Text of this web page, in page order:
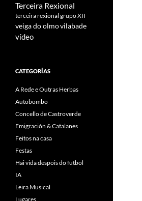
Terceira Rexional
terceira rexional grupo XII
veiga do olmovilabade
vídeo
CATEGORÍAS
A Rede e Outras Herbas
Autobombo
Concello de Castroverde
Emigración & Catalanes
Feitos na casa
Festas
Hai vida despois do futbol
IA
Leira Musical
Lugares